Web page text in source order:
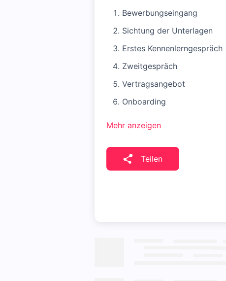
Bewerbungseingang
Sichtung der Unterlagen
Erstes Kennenlerngespräch
Zweitgespräch
Vertragsangebot
Onboarding
Mehr anzeigen
Teilen